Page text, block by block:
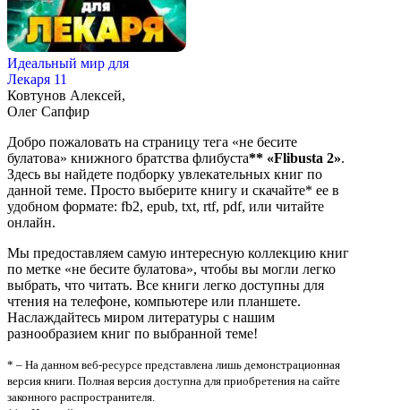
Идеальный мир для
Лекаря 11
Ковтунов Алексей,
Олег Сапфир
Добро пожаловать на страницу тега «не бесите
булатова» книжного братства флибуста** «Flibusta 2».
Здесь вы найдете подборку увлекательных книг по
данной теме. Просто выберите книгу и скачайте* ее в
удобном формате: fb2, epub, txt, rtf, pdf, или читайте
онлайн.
Мы предоставляем самую интересную коллекцию книг
по метке «не бесите булатова», чтобы вы могли легко
выбрать, что читать. Все книги легко доступны для
чтения на телефоне, компьютере или планшете.
Наслаждайтесь миром литературы с нашим
разнообразием книг по выбранной теме!
* – На данном веб-ресурсе представлена лишь демонстрационная
версия книги. Полная версия доступна для приобретения на сайте
законного распространителя.